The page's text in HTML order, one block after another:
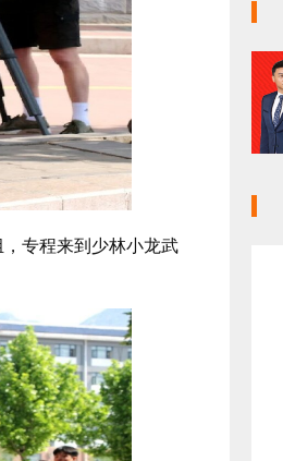
专程来到少林小龙武